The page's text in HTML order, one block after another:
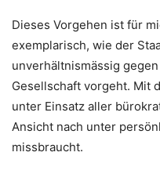
Dieses Vorgehen ist für
exemplarisch, wie der
unverhältnismässig
Gesellschaft vorgeht. Mit
unter Einsatz aller
Ansicht nach unter
missbraucht.